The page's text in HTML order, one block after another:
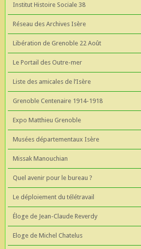
Institut Histoire Sociale 38
Réseau des Archives Isère
Libération de Grenoble 22 Août
Le Portail des Outre-mer
Liste des amicales de l’Isère
Grenoble Centenaire 1914-1918
Expo Matthieu Grenoble
Musées départementaux Isère
Missak Manouchian
Quel avenir pour le bureau ?
Le déploiement du télétravail
Éloge de Jean-Claude Reverdy
Eloge de Michel Chatelus